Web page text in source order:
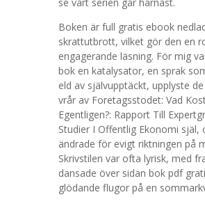
Boken är full gratis ebook
skrattutbrott, vilket gör den en
engagerande läsning. För mig
bok en katalysator, en sprak
eld av självupptäckt, upplyste
vrår av Foretagsstodet: Vad
Egentligen?: Rapport Till
Studier I Offentlig Ekonomi själ,
ändrade för evigt riktningen på
Skrivstilen var ofta lyrisk, med
dansade över sidan bok pdf
glödande flugor på en